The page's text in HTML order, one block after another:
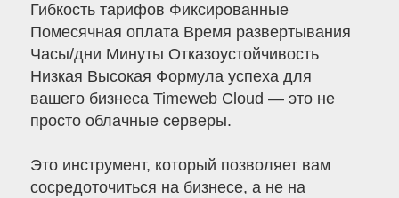
Гибкость тарифов Фиксированные
Помесячная оплата Время развертывания
Часы/дни Минуты Отказоустойчивость
Низкая Высокая Формула успеха для
вашего бизнеса Timeweb Cloud — это не
просто облачные серверы.
Это инструмент, который позволяет вам
сосредоточиться на бизнесе, а не на